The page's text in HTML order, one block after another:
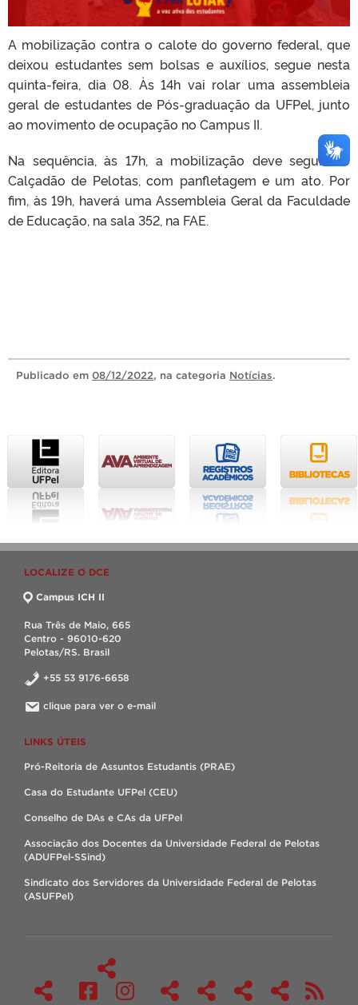
A mobilização contra o calote do governo federal, que
deixou estudantes sem bolsas e auxílios, segue nesta
quinta-feira, dia 08. Às 14h vai rolar uma assembleia
geral de estudantes de Pós-graduação da UFPel, junto
ao movimento de ocupação no Campus II.
Na sequência, às 17h, a mobilização deve seguir no
Calçadão de Pelotas, com panfletagem e um ato. Por
fim, às 19h, haverá uma Assembleia Geral da Faculdade
de Educação, na sala 352, na FAE.
Publicado em 08/12/2022, na categoria Notícias.
LOCALIZE O DCE
Campus ICH II
Rua Três de Maio, 665
Centro - 96010-620
Pelotas/RS. Brasil
+55 53 9176-6658
clique para ver o e-mail
LINKS ÚTEIS
Pró-Reitoria de Assuntos Estudantis (PRAE)
Casa do Estudante UFPel (CEU)
Conselho de DAs e CAs da UFPel
Associação dos Docentes da Universidade Federal de Pelotas
(ADUFPel-SSind)
Sindicato dos Servidores da Universidade Federal de Pelotas
(ASUFPel)